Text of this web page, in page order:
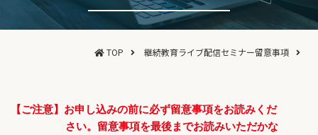
TOP 継続教育ライブ配信セミナー留意事項
【ご注意】お申し込みの前に必ず留意事項をお読みくだ
さい。留意事項を最後までお読みいただかな